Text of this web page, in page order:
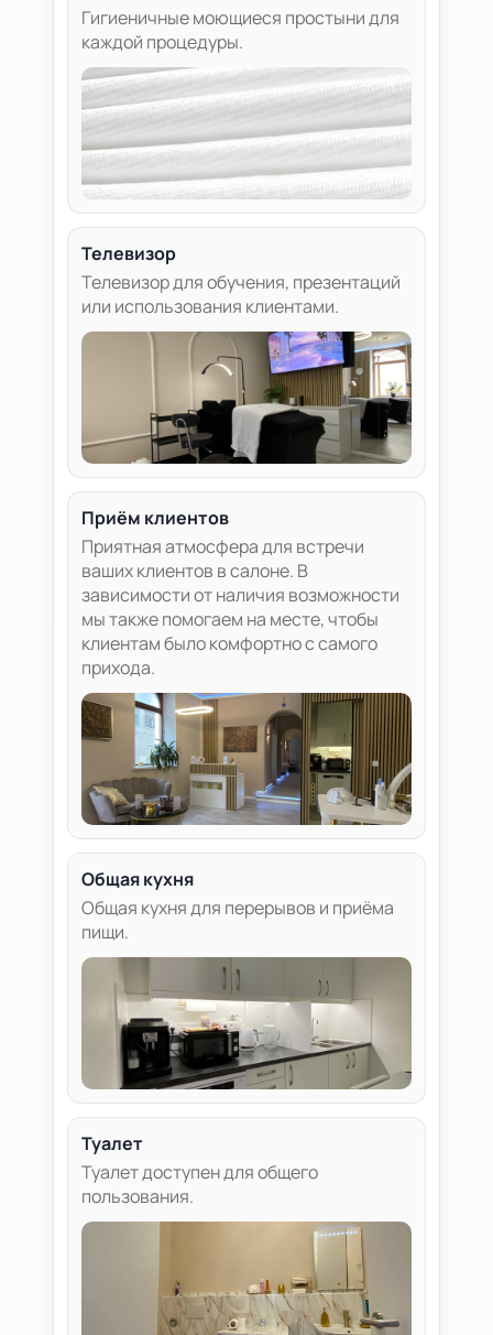
Гигиеничные моющиеся простыни для
каждой процедуры.
Телевизор
Телевизор для обучения, презентаций
или использования клиентами.
Приём клиентов
Приятная атмосфера для встречи
ваших клиентов в салоне. В
зависимости от наличия возможности
мы также помогаем на месте, чтобы
клиентам было комфортно с самого
прихода.
Общая кухня
Общая кухня для перерывов и приёма
пищи.
Туалет
Туалет доступен для общего
пользования.